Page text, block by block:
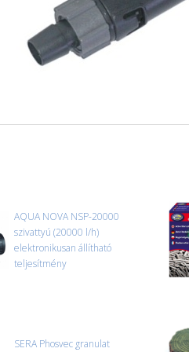
AQUA NOVA NSP-20000
szivattyú (20000 l/h)
elektronikusan állítható
teljesítmény
SERA Phosvec granulat